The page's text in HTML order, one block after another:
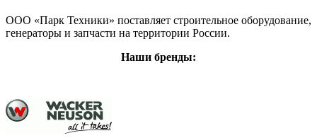
ООО «Парк Техники» поставляет строительное оборудование,
генераторы и запчасти на территории России.
Наши бренды: